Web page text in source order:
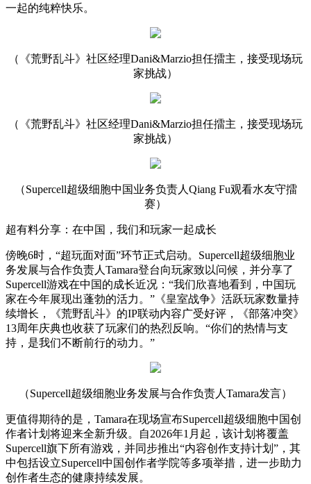
一起的纯粹快乐。
（《荒野乱斗》社区经理Dani&Marzio担任擂主，接受现场玩
家挑战）
（《荒野乱斗》社区经理Dani&Marzio担任擂主，接受现场玩
家挑战）
（Supercell超级细胞中国业务负责人Qiang Fu观看水友守擂
赛）
超有料分享：在中国，我们和玩家一起成长
傍晚6时，“超玩面对面”环节正式启动。Supercell超级细胞业
务发展与合作负责人Tamara登台向玩家致以问候，并分享了
Supercell游戏在中国的成长近况：“我们欣喜地看到，中国玩
家在今年展现出蓬勃的活力。”《皇室战争》活跃玩家数量持
续增长，《荒野乱斗》的IP联动内容广受好评，《部落冲突》
13周年庆典也收获了玩家们的热烈反响。“你们的热情与支
持，是我们不断前行的动力。”
（Supercell超级细胞业务发展与合作负责人Tamara发言）
更值得期待的是，Tamara在现场宣布Supercell超级细胞中国创
作者计划将迎来全新升级。自2026年1月起，该计划将覆盖
Supercell旗下所有游戏，并同步推出“内容创作支持计划”，其
中包括设立Supercell中国创作者学院等多项举措，进一步助力
创作者生态的健康持续发展。